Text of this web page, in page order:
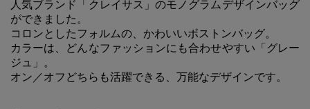
人気ブランド「クレイサス」のモノグラムデザインバッグ
ができました。
コロンとしたフォルムの、かわいいボストンバッグ。
カラーは、どんなファッションにも合わせやすい「グレー
ジュ」。
オン／オフどちらも活躍できる、万能なデザインです。